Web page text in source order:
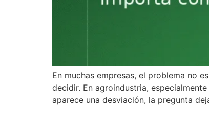
En muchas empresas, el problema no
decidir. En agroindustria,
aparece una desviación, la pregunta